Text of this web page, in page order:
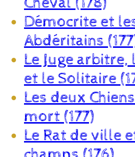
Démocrite et
Abdéritains
Le Juge
et le Solitaire
Les deux
mort (177)
Le Rat de ville